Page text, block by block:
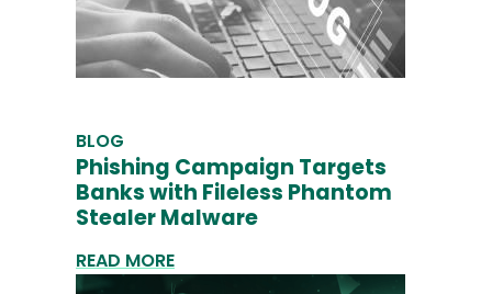
BLOG
Phishing Campaign Targets
Banks with Fileless Phantom
Stealer Malware
READ MORE